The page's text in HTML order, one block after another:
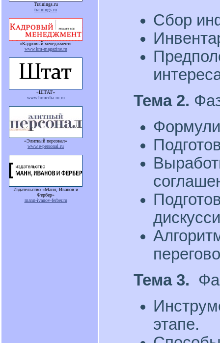
Trainings.ru
trainings.ru
«Кадровый менеджмент»
www.km-magazine.ru
«ШТАТ»
www.hrmedia.ru.ru
«Элитный персонал»
www.e-personal.ru
Издательство «Манн, Иванов и
Фербер»
mann-ivanov-ferber.ru
Сбор
Тема 2.
Тема 3.
этапе.